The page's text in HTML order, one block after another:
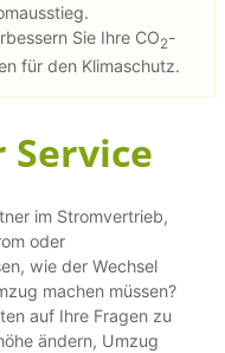
Sie Ihre CO2-
für den Klimaschutz.
Service
im Stromvertrieb,
oder
wie der Wechsel
machen müssen?
auf Ihre Fragen zu
ändern, Umzug